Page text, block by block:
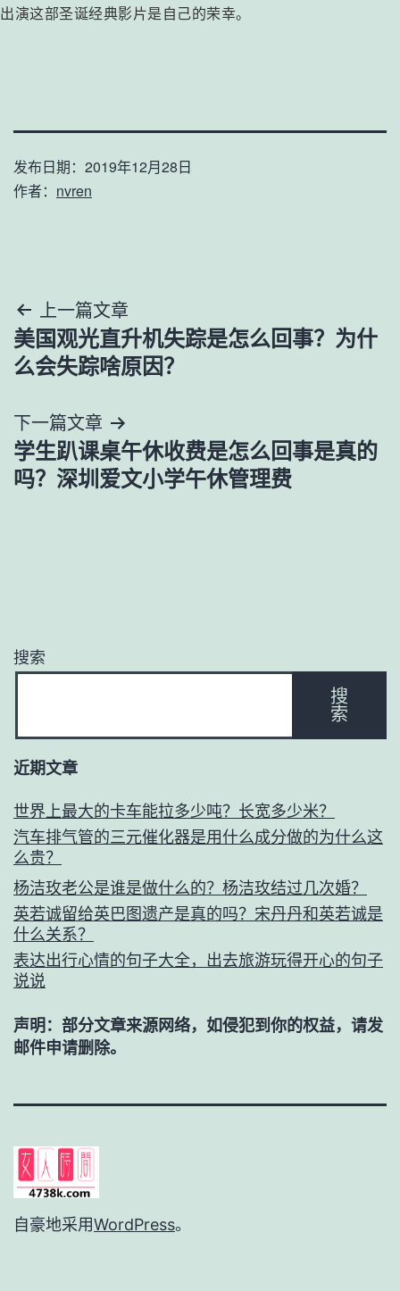
出演这部圣诞经典影片是自己的荣幸。
发布日期： 2019年12月28日
作者： nvren
文
章
航
上一篇文章
美国观光直升机失踪是怎么回事？为什
么会失踪啥原因？
下一篇文章
学生趴课桌午休收费是怎么回事是真的
吗？深圳爱文小学午休管理费
搜索
搜
索
近期文章
世界上最大的卡车能拉多少吨？长宽多少米？
汽车排气管的三元催化器是用什么成分做的为什么这
么贵？
杨洁玫老公是谁是做什么的？杨洁玫结过几次婚？
英若诚留给英巴图遗产是真的吗？宋丹丹和英若诚是
什么关系？
表达出行心情的句子大全，出去旅游玩得开心的句子
说说
声明：部分文章来源网络，如侵犯到你的权益，请发
邮件申请删除。
自豪地采用WordPress。